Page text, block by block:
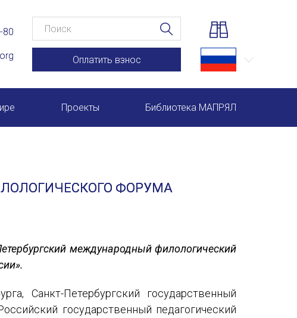
80
Оплатить взнос
Проекты
Международный форум TERRA RUSISTICA в Рио-де-
Комплексное исследование функционирования
«Вопросы русского языка в юридических делах и
Библиотека МАПРЯЛ
ФОРУМА
международный филологический
Санкт-Петербургский государственный
государственный педагогический